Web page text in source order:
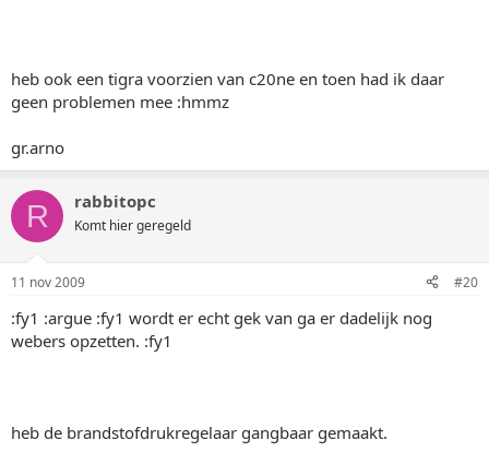
heb ook een tigra voorzien van c20ne en toen had ik daar
geen problemen mee :hmmz
gr.arno
R rabbitopc
Komt hier geregeld
11 nov 2009 #20
:fy1 :argue :fy1 wordt er echt gek van ga er dadelijk nog
webers opzetten. :fy1
heb de brandstofdrukregelaar gangbaar gemaakt.